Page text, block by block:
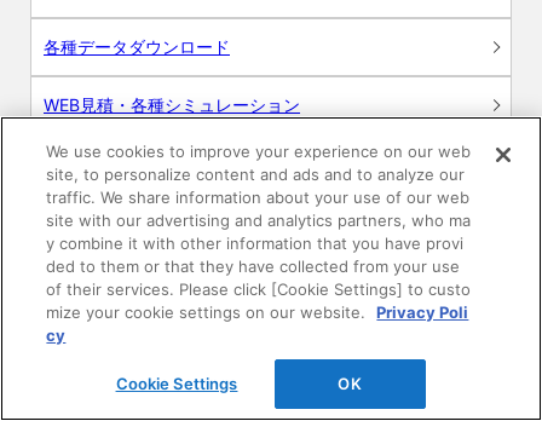
各種データダウンロード
WEB見積・各種シミュレーション
交換用部品の購入
修理・点検
お問い合わせ
ログイン
建築・設計関係者様向けサイト
We use cookies to improve your experience on our web
site, to personalize content and ads and to analyze our
traffic. We share information about your use of our web
site with our advertising and analytics partners, who ma
y combine it with other information that you have provi
ded to them or that they have collected from your use
of their services. Please click [Cookie Settings] to custo
mize your cookie settings on our website.
Privacy Poli
cy
Cookie Settings OK